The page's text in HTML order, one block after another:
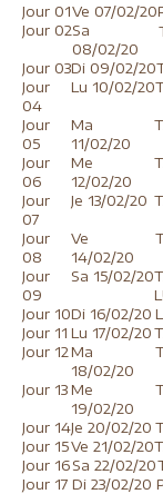
Jour 01Ve 07/02/20
Jour 02Sa
08/02/20
Jour 03Di 09/02/20
Jour
04
Lu 10/02/20
Jour
05
Ma
11/02/20
Jour
06
Me
12/02/20
Jour
07
Je 13/02/20
Jour
08
Ve
14/02/20
Jour
09
Sa 15/02/20
Jour 10Di 16/02/20
Jour 11 Lu 17/02/20
Jour 12Ma
18/02/20
Jour 13Me
19/02/20
Jour 14Je 20/02/20
Jour 15Ve 21/02/20
Jour 16Sa 22/02/20
Jour 17 Di 23/02/20